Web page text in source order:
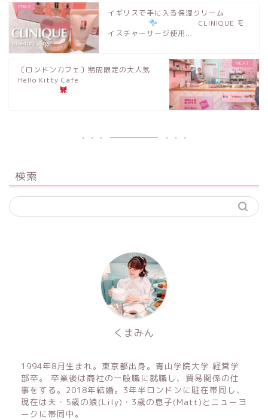
イギリスで手に入る保湿クリーム
CLINIQUE モ
イスチャーサージ使用...
〔ロンドンカフェ〕期間限定の大人気
Hello Kitty Cafe
検索
くまみん
1994年8月生まれ。東京都出身。青山学院大学 経営学
部卒。 卒業後は商社の一般職に就職し、貿易関係の仕
事をする。2018年結婚。3年半ロンドンに駐在帯同し、
現在は夫・5歳の娘(Lily)・3歳の息子(Matt)とニューヨ
ークに帯同中。